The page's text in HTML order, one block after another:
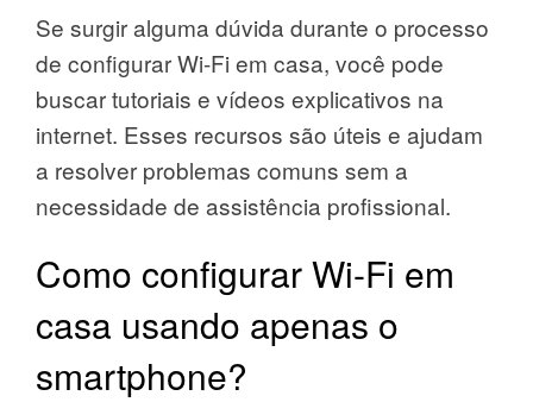
Se surgir alguma dúvida durante o processo
de configurar Wi-Fi em casa, você pode
buscar tutoriais e vídeos explicativos na
internet. Esses recursos são úteis e ajudam
a resolver problemas comuns sem a
necessidade de assistência profissional.
Como configurar Wi-Fi em
casa usando apenas o
smartphone?